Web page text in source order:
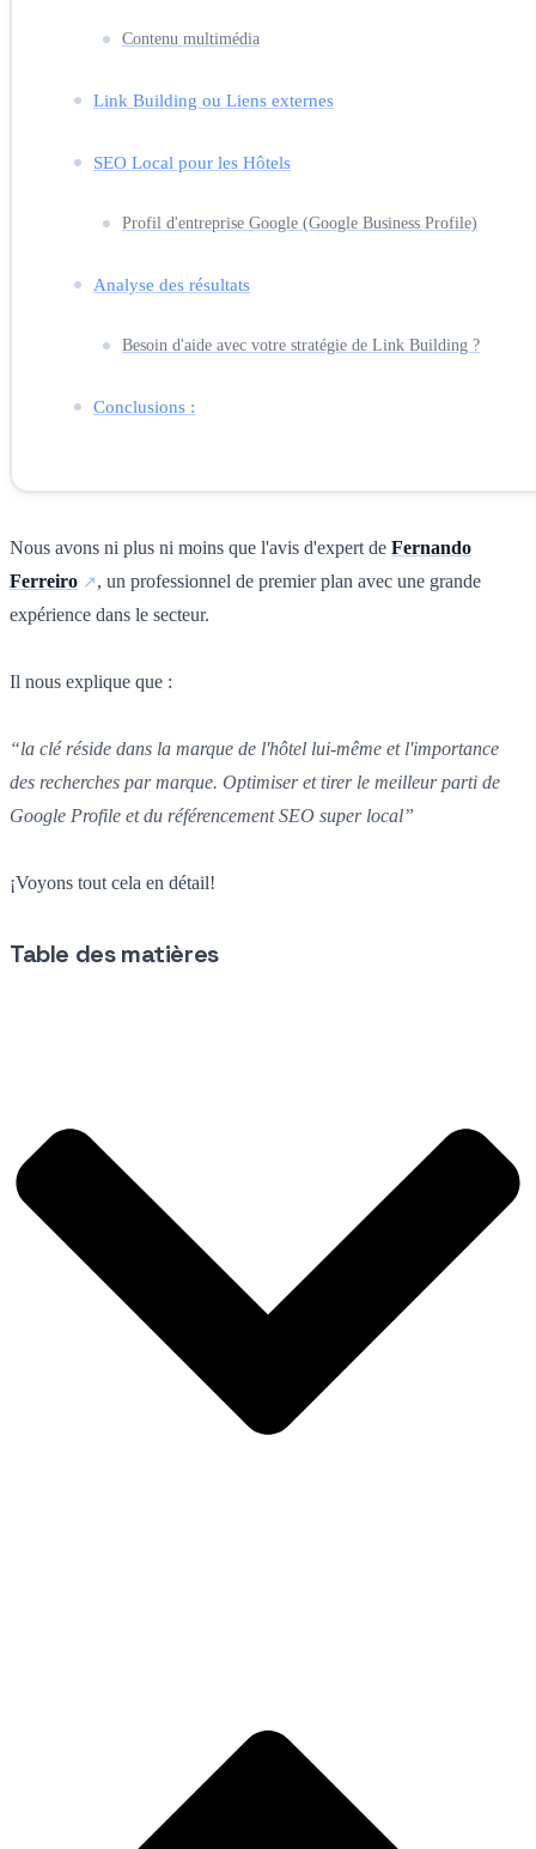
Contenu multimédia
Link Building ou Liens externes
SEO Local pour les Hôtels
Profil d'entreprise Google (Google Business Profile)
Analyse des résultats
Besoin d'aide avec votre stratégie de Link Building ?
Conclusions :
Nous avons ni plus ni moins que l'avis d'expert de Fernando
Ferreiro
, un professionnel de premier plan avec une grande
expérience dans le secteur.
Il nous explique que :
“la clé réside dans la marque de l'hôtel lui-même et l'importance
des recherches par marque. Optimiser et tirer le meilleur parti de
Google Profile et du référencement SEO super local”
¡Voyons tout cela en détail!
Table des matières